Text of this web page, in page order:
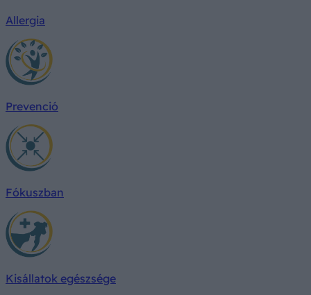
Allergia
Prevenció
Fókuszban
Kisállatok egészsége